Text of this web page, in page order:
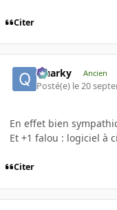
Citer
Quarky Ancien
Posté(e) le 20
En effet bien
Et +1 falou : logiciel à
Citer